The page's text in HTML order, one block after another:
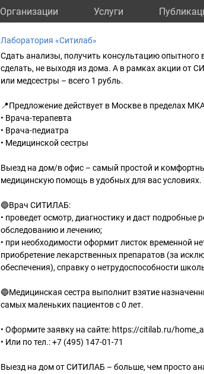
Организации Услуги
Лаборатория «Ситилаб»
Сдать анализы, получить консультацию опытного
сделать, не выходя из дома. А в рамках акции от
или медсестры – всего 1 рубль.
📍Предложение действует в Москве в пределах
• Врача-терапевта
• Врача-педиатра
• Медицинской сестры
Выезд на дом/в офис – самый простой и
медицинскую помощь в удобных для вас условиях.
🔵Врач СИТИЛАБ:
• проведет осмотр, диагностику и даст
обследованию и лечению;
• при необходимости оформит листок временной
приобретение лекарственных препаратов (за
обеспечения), справку о нетрудоспособности
🔵Медицинская сестра выполнит взятие
самых маленьких пациентов с 0 лет.
• Оформите заявку на сайте: https://citilab.ru/
• Или по тел.: +7 (495) 147-01-71
Выезд на дом от СИТИЛАБ – больше, чем просто